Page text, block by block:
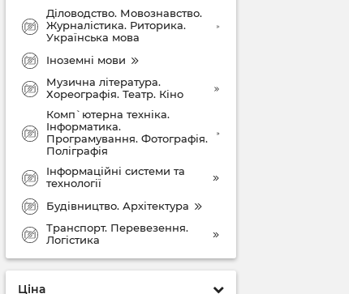
Діловодство. Мовознавство.
Журналістика. Риторика.
Українська мова
Іноземні мови
Музична література.
Хореографія. Театр. Кіно
Комп`ютерна техніка.
Інформатика.
Програмування. Фотографія.
Поліграфія
Інформаційні системи та
технології
Будівництво. Архітектура
Транспорт. Перевезення.
Логістика
Ціна